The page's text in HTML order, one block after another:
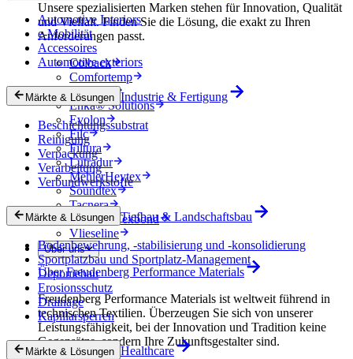
Unsere spezialisierten Marken stehen für Innovation, Qualität
und Vielfalt. Finden Sie die Lösung, die exakt zu Ihren
Anforderungen passt.
Colback
Comfortemp
Dripstop
Enka® Solutions
Evolon
Filc
Filtura
Lutradur
MehlerHeytex
Soundtex
Tacnera
Terbond-Texbond
Vlieseline
Über uns
Über Freudenberg Performance Materials
Freudenberg Performance Materials ist weltweit führend in
technischen Textilien. Überzeugen Sie sich von unserer
Leistungsfähigkeit, bei der Innovation und Tradition keine
Gegensätze, sondern Ihre Zukunftsgestalter sind.
Automotive Interiors
e-Mobilität
Accessoires
Automotive exteriors
Märkte & Lösungen Industrie & Fertigung
Beschichtungssubstrat
Reinigung
Verpackung
Verarbeitung
Verbundwerkstoffe
Märkte & Lösungen Tiefbau & Landschaftsbau
Bodenbewehrung, -stabilisierung und -konsolidierung
Sportplatzbau und Sportplatz-Management
Deponiebau
Erosionsschutz
Drainage
Kapillarsperren
Märkte & Lösungen Healthcare